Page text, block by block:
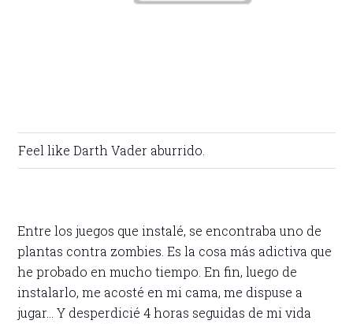
Feel like Darth Vader aburrido.
Entre los juegos que instalé, se encontraba uno de
plantas contra zombies. Es la cosa más adictiva que
he probado en mucho tiempo. En fin, luego de
instalarlo, me acosté en mi cama, me dispuse a
jugar… Y desperdicié 4 horas seguidas de mi vida